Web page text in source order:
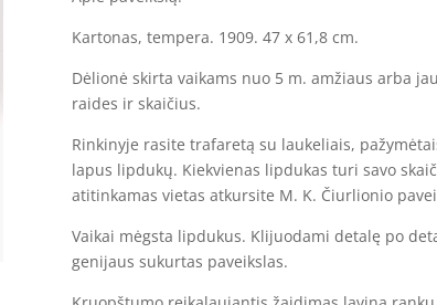
Kartonas, tempera. 1909. 47 x 61,8 cm.
Dėlionė skirta vaikams nuo 5 m. amžiaus arba
raides ir skaičius.
Rinkinyje rasite trafaretą su laukeliais,
lapus lipdukų. Kiekvienas lipdukas turi savo
atitinkamas vietas atkursite M. K. Čiurlionio
Vaikai mėgsta lipdukus. Klijuodami detalę po
genijaus sukurtas paveikslas.